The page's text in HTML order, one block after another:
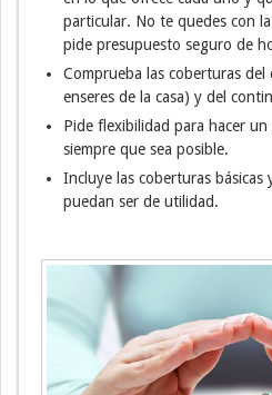
particular. No te quedes con
pide presupuesto seguro de
Comprueba las coberturas
enseres de la casa) y del
Pide flexibilidad para hacer un
siempre que sea posible.
Incluye las coberturas básicas
puedan ser de utilidad.